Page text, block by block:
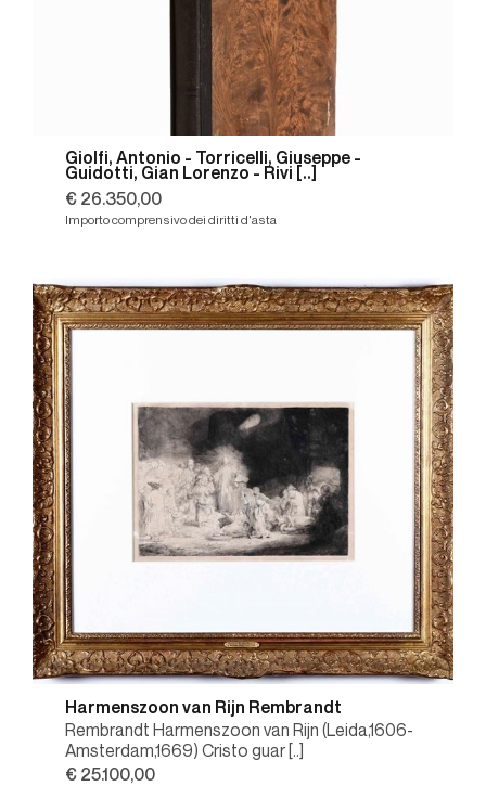
Giolfi, Antonio - Torricelli, Giuseppe -
Guidotti, Gian Lorenzo - Rivi [..]
€ 26.350,00
Importo comprensivo dei diritti d'asta
Harmenszoon van Rijn Rembrandt
Rembrandt Harmenszoon van Rijn (Leida,1606-
Amsterdam,1669) Cristo guar [..]
€ 25.100,00